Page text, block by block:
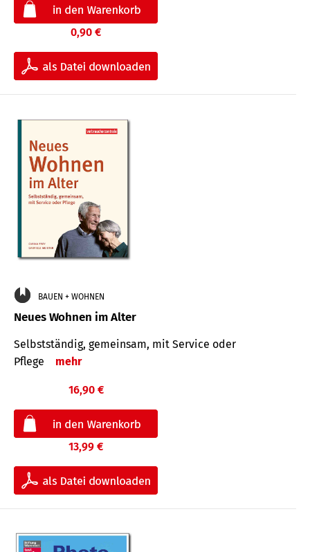
0,90 €
BAUEN + WOHNEN
Neues Wohnen im Alter
Selbstständig, gemeinsam, mit Service oder
Pflege
mehr
16,90 €
13,99 €